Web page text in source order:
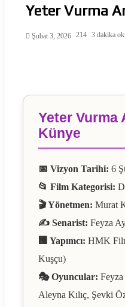
Yeter Vurma
Şubat 3, 2026 214 3 dakika
Yeter Vurma
Künye
📅 Vizyon Tarihi: 6
📂 Film Kategorisi:
🎬 Yönetmen: Murat
✍️ Senarist: Feyza
🏢 Yapımcı: HMK
Kuşçu)
🎭 Oyuncular:
Aleyna Kılıç, Şevki